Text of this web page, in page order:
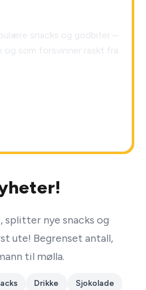
snacks og godbiter –
og som forsvinner raskt fra
splitter nye snacks og
ute! Begrenset antall,
til mølla.
Drikke Sjokolade